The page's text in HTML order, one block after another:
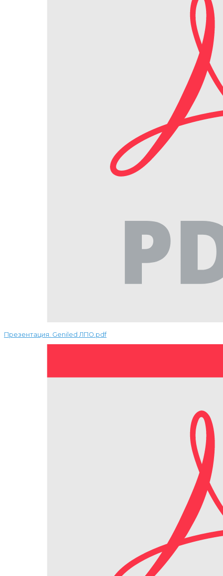
Презентация. Geniled ЛПО.pdf